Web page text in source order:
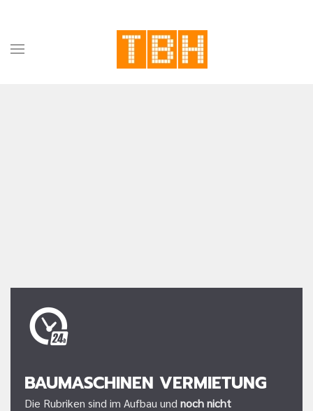
BAUMASCHINEN VERMIETUNG
Die Rubriken sind im Aufbau und noch nicht